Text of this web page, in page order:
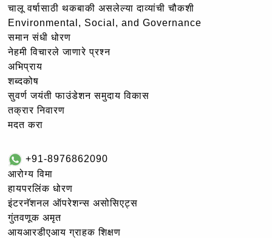
चालू वर्षासाठी थकबाकी असलेल्या दाव्यांची चौकशी
Environmental, Social, and Governance
समान संधी धोरण
नेहमी विचारले जाणारे प्रश्न
अभिप्राय
शब्दकोष
सुवर्ण जयंती फाउंडेशन समुदाय विकास
तक्रार निवारण
मदत करा
+91-8976862090
आरोग्य विमा
हायपरलिंक धोरण
इंटरनॅशनल ऑपरेशन्स असोसिएट्स
गुंतवणूक अमृत
आयआरडीएआय ग्राहक शिक्षण